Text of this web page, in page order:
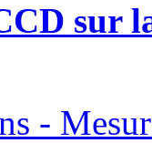
sur
-